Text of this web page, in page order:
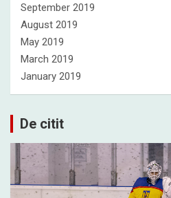
September 2019
August 2019
May 2019
March 2019
January 2019
De citit